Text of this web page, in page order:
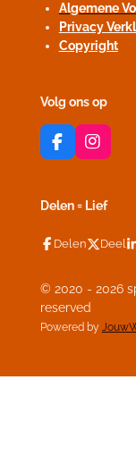
Algemene
Privacy
Copyright
Volg ons op
F
a
e
b
o
I
n
t
a
r
Delen = Lief
Delen Deel
© 2020 - 2026
reserved
Powered by